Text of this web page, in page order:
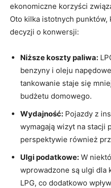
ekonomiczne korzyści
Oto kilka‌ istotnych punktów,
decyzji o⁤ konwersji:
Niższe koszty paliwa:
benzyny i ‌oleju
tankowanie staje się
budżetu domowego.
Wydajność: Pojazdy z
wymagają wizyt na stacji
perspektywie również
Ulgi podatkowe: W
wprowadzone są ulgi dla
⁤LPG, co dodatkowo